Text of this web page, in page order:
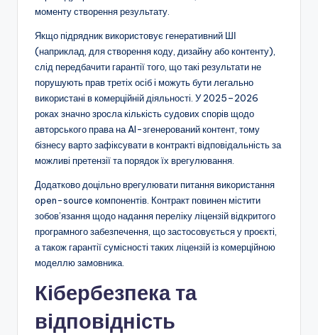
моменту створення результату.
Якщо підрядник використовує генеративний ШІ
(наприклад, для створення коду, дизайну або контенту),
слід передбачити гарантії того, що такі результати не
порушують прав третіх осіб і можуть бути легально
використані в комерційній діяльності. У 2025–2026
роках значно зросла кількість судових спорів щодо
авторського права на AI-згенерований контент, тому
бізнесу варто зафіксувати в контракті відповідальність за
можливі претензії та порядок їх врегулювання.
Додатково доцільно врегулювати питання використання
open-source компонентів. Контракт повинен містити
зобов’язання щодо надання переліку ліцензій відкритого
програмного забезпечення, що застосовується у проєкті,
а також гарантії сумісності таких ліцензій із комерційною
моделлю замовника.
Кібербезпека та
відповідність